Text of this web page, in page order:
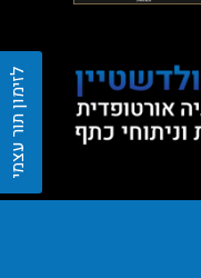
לזימון תור עצמי